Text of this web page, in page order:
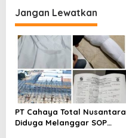
Segera Lakukan Penahanan
Jangan Lewatkan
PT Cahaya Total Nusantara
Diduga Melanggar SOP